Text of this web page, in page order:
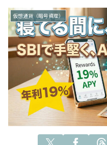
仮想通貨（暗号資産）